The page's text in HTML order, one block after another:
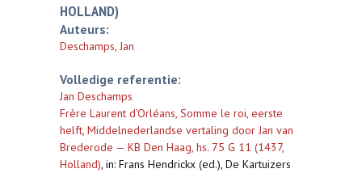
HOLLAND)
Auteurs:
Deschamps, Jan
Volledige referentie:
Jan Deschamps
Frère Laurent d'Orléans, Somme le roi, eerste
helft, Middelnederlandse vertaling door Jan van
Brederode — KB Den Haag, hs. 75 G 11 (1437,
Holland), in: Frans Hendrickx (ed.), De Kartuizers